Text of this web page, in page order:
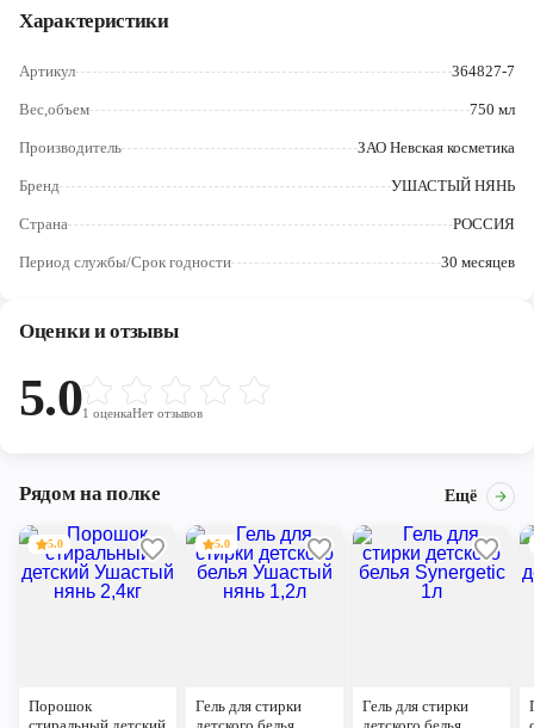
Котлас
Рыбинск
Северодвинск
Характеристики
Артикул 364827-7
Вес,объем 750 мл
Производитель ЗАО Невская косметика
Бренд УШАСТЫЙ НЯНЬ
Страна РОССИЯ
Период службы/Срок годности 30 месяцев
Оценки и отзывы
5.01 оценкаНет отзывов
Рядом на полке Ещё
5.0
Порошок
5.0
Гель для стирки
Гель для стирки